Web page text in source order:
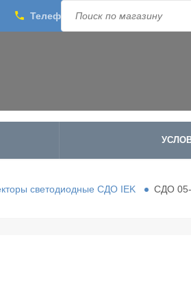
phone Телефон: 8-800-500-1973;+7-
светодиодные СДО IEK СДО 05-